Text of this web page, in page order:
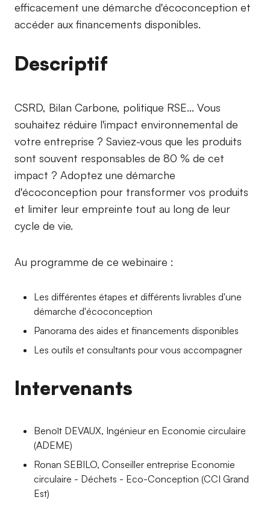
efficacement une démarche d'écoconception et
accéder aux financements disponibles.
Descriptif
CSRD, Bilan Carbone, politique RSE... Vous
souhaitez réduire l'impact environnemental de
votre entreprise ? Saviez-vous que les produits
sont souvent responsables de 80 % de cet
impact ? Adoptez une démarche
d'écoconception pour transformer vos produits
et limiter leur empreinte tout au long de leur
cycle de vie.
Au programme de ce webinaire :
Les différentes étapes et différents livrables d'une
démarche d'écoconception
Panorama des aides et financements disponibles
Les outils et consultants pour vous accompagner
Intervenants
Benoît DEVAUX, Ingénieur en Economie circulaire
(ADEME)
Ronan SEBILO, Conseiller entreprise Economie
circulaire - Déchets - Eco-Conception (CCI Grand
Est)